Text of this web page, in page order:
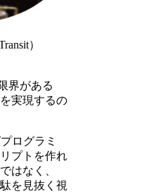
）
界がある
実現するの
ログラミ
プトを作れ
はなく、
を見抜く視